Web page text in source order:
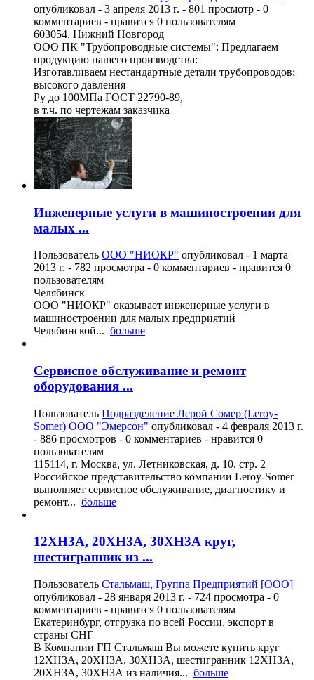
опубликовал - 3 апреля 2013 г. - 801 просмотр - 0
комментариев - нравится 0 пользователям
603054, Нижний Новгород
ООО ПК "Трубопроводные системы": Предлагаем
продукцию нашего производства:
Изготавливаем нестандартные детали трубопроводов;
высокого давления
Ру до 100МПа ГОСТ 22790-89,
в т.ч. по чертежам заказчика
Инженерные услуги в машиностроении для
малых ...
Пользователь ООО "НИОКР" опубликовал - 1 марта
2013 г. - 782 просмотра - 0 комментариев - нравится 0
пользователям
Челябинск
ООО "НИОКР" оказывает инженерные услуги в
машиностроении для малых предприятий
Челябинской... больше
Сервисное обслуживание и ремонт
оборудования ...
Пользователь Подразделение Лерой Сомер (Leroy-
Somer) ООО "Эмерсон" опубликовал - 4 февраля 2013 г.
- 886 просмотров - 0 комментариев - нравится 0
пользователям
115114, г. Москва, ул. Летниковская, д. 10, стр. 2
Российское представительство компании Leroy-Somer
выполняет сервисное обслуживание, диагностику и
ремонт... больше
12ХН3А, 20ХН3А, 30ХН3А круг,
шестигранник из ...
Пользователь Стальмаш, Группа Предприятий [ООО]
опубликовал - 28 января 2013 г. - 724 просмотра - 0
комментариев - нравится 0 пользователям
Екатеринбург, отгрузка по всей России, экспорт в
страны СНГ
В Компании ГП Стальмаш Вы можете купить круг
12ХН3А, 20ХН3А, 30ХН3А, шестигранник 12ХН3А,
20ХН3А, 30ХН3А из наличия... больше